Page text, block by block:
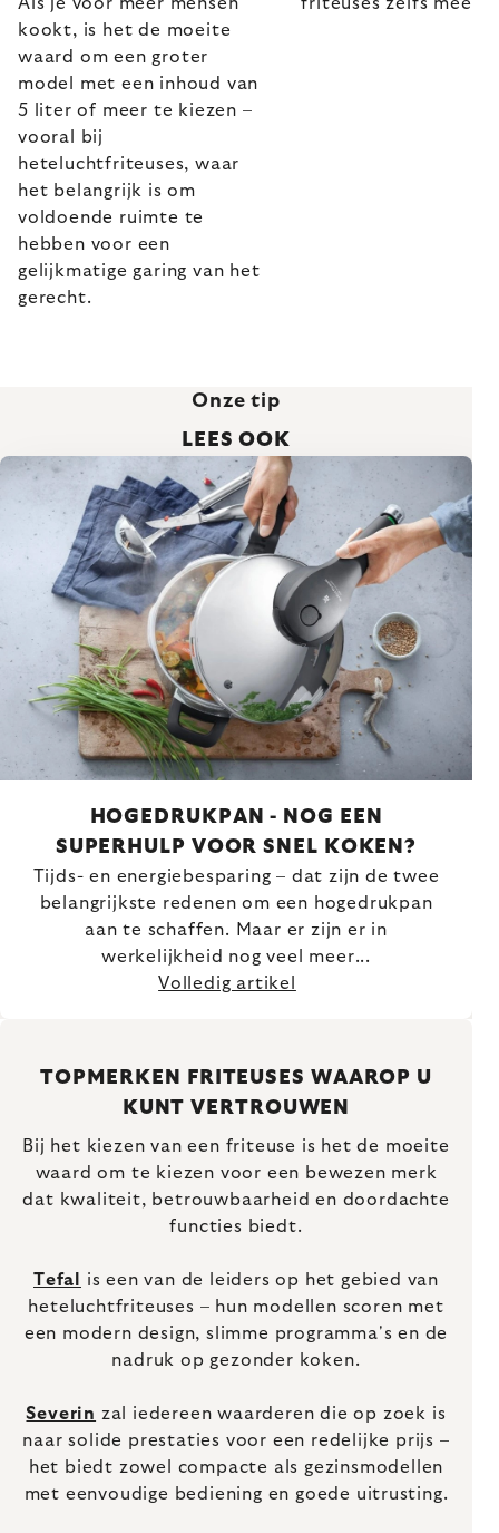
Als je voor meer mensen
kookt, is het de moeite
waard om een groter
model met een inhoud van
5 liter of meer te kiezen –
vooral bij
heteluchtfriteuses, waar
het belangrijk is om
voldoende ruimte te
hebben voor een
gelijkmatige garing van het
gerecht.
friteuses zelfs meer.
Onze tip
LEES OOK
HOGEDRUKPAN - NOG EEN
SUPERHULP VOOR SNEL KOKEN?
Tijds- en energiebesparing – dat zijn de twee
belangrijkste redenen om een hogedrukpan
aan te schaffen. Maar er zijn er in
werkelijkheid nog veel meer...
Volledig artikel
TOPMERKEN FRITEUSES WAAROP U
KUNT VERTROUWEN
Bij het kiezen van een friteuse is het de moeite
waard om te kiezen voor een bewezen merk
dat kwaliteit, betrouwbaarheid en doordachte
functies biedt.
Tefal
is een van de leiders op het gebied van
heteluchtfriteuses – hun modellen scoren met
een modern design, slimme programma's en de
nadruk op gezonder koken.
Severin zal iedereen waarderen die op zoek is
naar solide prestaties voor een redelijke prijs –
het biedt zowel compacte als gezinsmodellen
met eenvoudige bediening en goede uitrusting.